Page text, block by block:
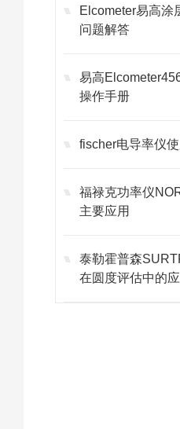
Elcometer易高涂
问题解答
易高
操作手册
fischer电导率仪使
福禄克功率仪
主要应用
泰勒霍普森
在圆度评估中的